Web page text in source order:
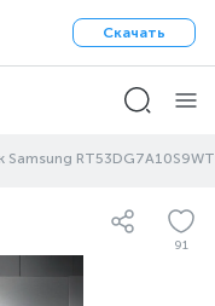
Скачать
Samsung RT53DG7A10S9WT
91